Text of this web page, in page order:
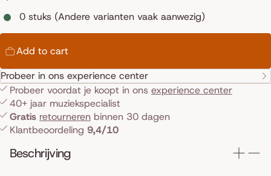
0 stuks (Andere varianten vaak aanwezig)
Add to cart
Probeer in ons experience center
Probeer voordat je koopt in ons experience center
40+ jaar muziekspecialist
Gratis retourneren binnen 30 dagen
Klantbeoordeling 9,4/10
Beschrijving